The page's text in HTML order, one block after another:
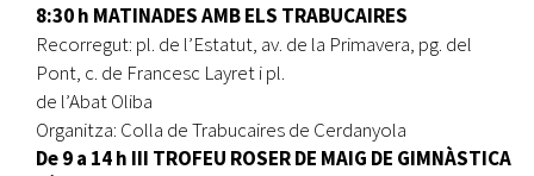
8:30 h MATINADES AMB ELS TRABUCAIRES
Recorregut: pl. de l’Estatut, av. de la Primavera, pg. del
Pont, c. de Francesc Layret i pl.
de l’Abat Oliba
Organitza: Colla de Trabucaires de Cerdanyola
De 9 a 14 h III TROFEU ROSER DE MAIG DE GIMNÀSTICA